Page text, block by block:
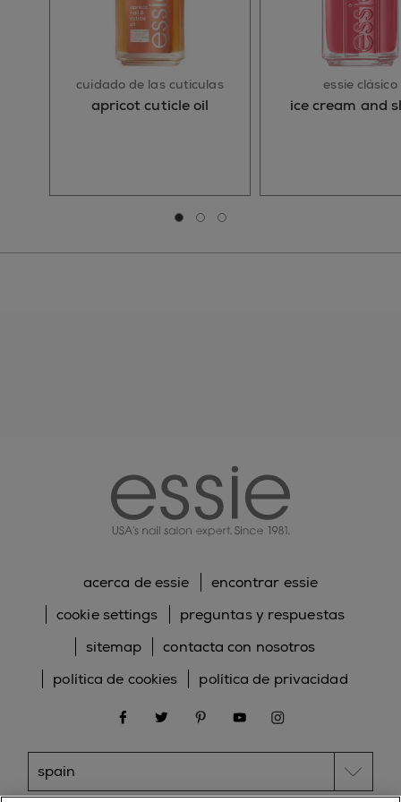
cuidado de las cutículas
apricot cuticle oil
essie clásico
ice cream and
Ir a la diapositiva 0
Ir a la diapositiva 1
Ir a la diapositiva 2
acerca de essie
encontrar essie
cookie settings
preguntas y respuestas
sitemap
contacta con nosotros
política de cookies
política de privacidad
facebooktwitter pinterestyoutubeinstagram